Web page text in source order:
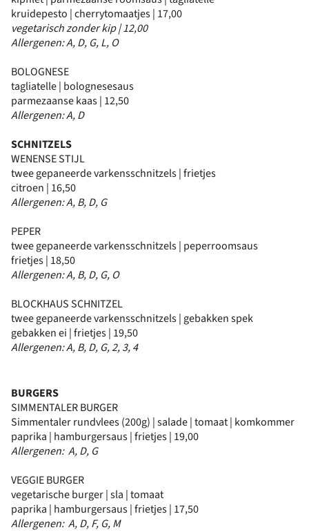
kruidepesto | cherrytomaatjes | 17,00
vegetarisch zonder kip | 12,00
Allergenen: A, D, G, L, O
BOLOGNESE
tagliatelle | bolognesesaus
parmezaanse kaas | 12,50
Allergenen: A, D
SCHNITZELS
WENENSE STIJL
twee gepaneerde varkensschnitzels | frietjes
citroen | 16,50
Allergenen: A, B, D, G
PEPER
twee gepaneerde varkensschnitzels | peperroomsaus
frietjes | 18,50
Allergenen: A, B, D, G, O
BLOCKHAUS SCHNITZEL
twee gepaneerde varkensschnitzels | gebakken spek
gebakken ei | frietjes | 19,50
Allergenen: A, B, D, G, 2, 3, 4
BURGERS
SIMMENTALER BURGER
Simmentaler rundvlees (200g) | salade | tomaat | komkommer
paprika | hamburgersaus | frietjes | 19,00
Allergenen: A, D, G
VEGGIE BURGER
vegetarische burger | sla | tomaat
paprika | hamburgersaus | frietjes | 17,50
Allergenen: A, D, F, G, M